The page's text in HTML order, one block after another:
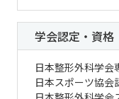
学会認定・資格
日本整形外科学会
日本スポーツ協会